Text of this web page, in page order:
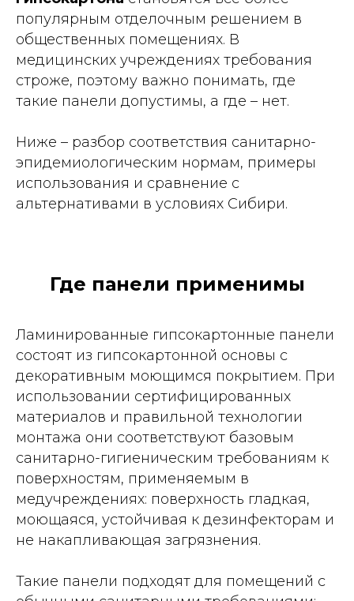
популярным отделочным решением в
общественных помещениях. В
медицинских учреждениях требования
строже, поэтому важно понимать, где
такие панели допустимы, а где – нет.
Ниже – разбор соответствия санитарно-
эпидемиологическим нормам, примеры
использования и сравнение с
альтернативами в условиях Сибири.
Где панели применимы
Ламинированные гипсокартонные панели
состоят из гипсокартонной основы с
декоративным моющимся покрытием. При
использовании сертифицированных
материалов и правильной технологии
монтажа они соответствуют базовым
санитарно-гигиеническим требованиям к
поверхностям, применяемым в
медучреждениях: поверхность гладкая,
моющаяся, устойчивая к дезинфекторам и
не накапливающая загрязнения.
Такие панели подходят для помещений с